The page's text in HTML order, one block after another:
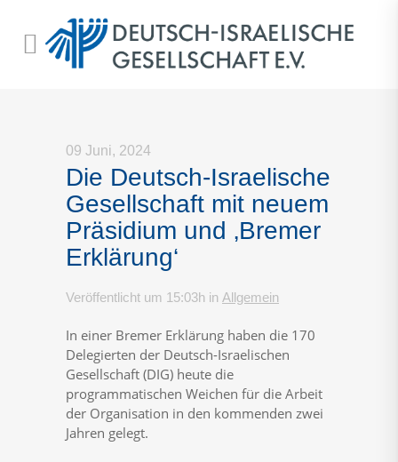
09 Juni, 2024
Die Deutsch-Israelische
Gesellschaft mit neuem
Präsidium und ‚Bremer
Erklärung‘
Veröffentlicht um 15:03h in Allgemein
In einer Bremer Erklärung haben die 170
Delegierten der Deutsch-Israelischen
Gesellschaft (DIG) heute die
programmatischen Weichen für die Arbeit
der Organisation in den kommenden zwei
Jahren gelegt.